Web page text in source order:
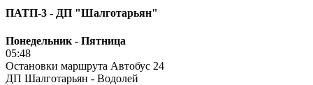
ПАТП-3 - ДП "Шалготарьян"
Понедельник - Пятница
05:48
Остановки маршрута Автобус 24
ДП Шалготарьян - Водолей